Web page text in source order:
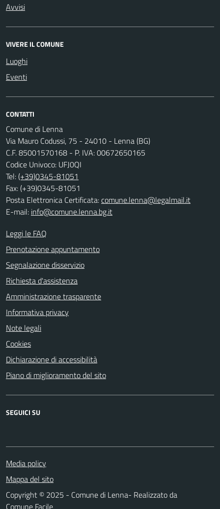
Avvisi
VIVERE IL COMUNE
Luoghi
Eventi
CONTATTI
Comune di Lenna
Via Mauro Codussi, 75 - 24010 - Lenna (BG)
C.F. 85001570168 - P. IVA: 00672650165
Codice Univoco: UFJ0QI
Tel:(+39)0345-81051
Fax: (+39)0345-81051
Posta Elettronica Certificata:comune.lenna@legalmail.it
E-mail: info@comune.lenna.bg.it
Leggi le FAQ
Prenotazione appuntamento
Segnalazione disservizio
Richiesta d'assistenza
Amministrazione trasparente
Informativa privacy
Note legali
Cookies
Dichiarazione di accessibilità
Piano di miglioramento del sito
SEGUICI SU
Media policy
Mappa del sito
Copyright © 2025 - Comune di Lenna- Realizzato da
Comune Facile